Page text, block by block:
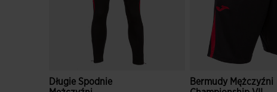
Długie Spodnie
Bermudy Mężczyźni